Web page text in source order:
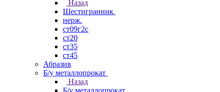
Назад
Шестигранник
нерж.
ст09г2с
ст20
ст35
ст45
Абразив
Б/у металлопрокат
Назад
Б/у металлопрокат